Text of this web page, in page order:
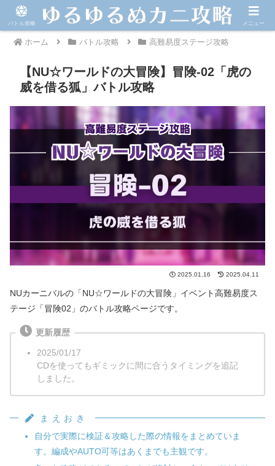
ホーム バトル攻略 高難易度ステージ攻略
【NU☆ワールドの大冒険】冒険-02「虎の
威を借る狐」バトル攻略
2025.01.16 2025.04.11
NUカーニバルの「NU☆ワールドの大冒険」イベント高難易度ス
テージ「冒険02」のバトル攻略ページです。
更新履歴
2025/01/17
CDを使ってもギミックに間に合うタイミングを追記
しました。
まえおき
自分で実際に検証＆攻略した際の情報をまとめていま
す。編成やAUTO可等はあくまでも主観です。
バトル攻略 メニュー